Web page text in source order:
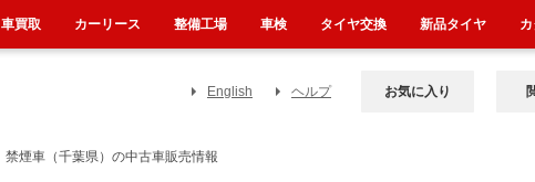
煙車（千葉県）の中古車販売情報
English ヘルプ お気に入り
車買取 カーリース 整備工場 車検 タイヤ交換 新品タイヤ